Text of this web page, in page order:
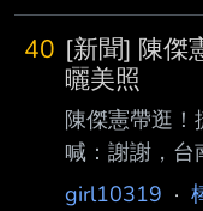
已經相當不
門人選的
的球員。不過
靠著一顆二壘
保送無失分
失掉1分 第4
續解決3位打
掉1分 第6局
出2K 最終以
40 [新聞] 陳傑
曬美照
陳傑憲帶逛
喊：謝謝，台
家隊「工程
girl10319 ·